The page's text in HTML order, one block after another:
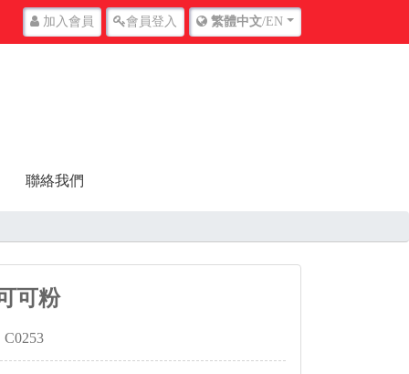
加入會員 會員登入 繁體中文/EN
聯絡我們
可粉
C0253